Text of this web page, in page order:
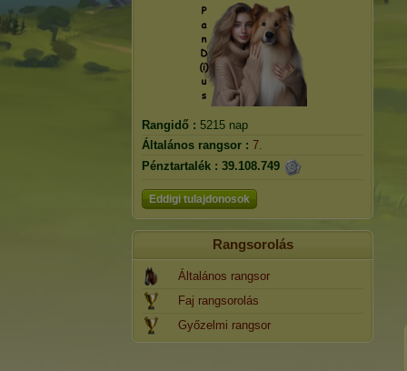
Rangidő : 5215 nap
Általános rangsor : 7.
Pénztartalék : 39.108.749
Eddigi tulajdonosok
Rangsorolás
Általános rangsor
Faj rangsorolás
Győzelmi rangsor